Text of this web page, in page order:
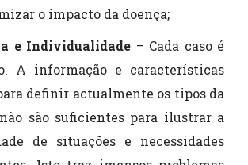
o impacto da doença;
e Individualidade – Cada caso é
A informação e características
definir actualmente os tipos da
são suficientes para ilustrar a
de situações e necessidades